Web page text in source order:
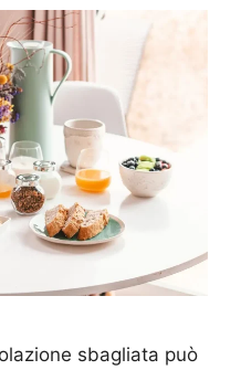
sbagliata può